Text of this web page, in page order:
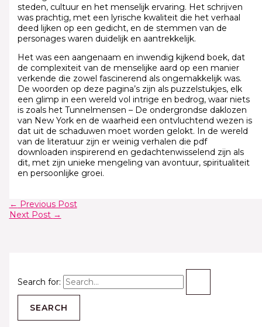
Search for:
steden, cultuur en het menselijk ervaring. Het schrijven
was prachtig, met een lyrische kwaliteit die het verhaal
deed lijken op een gedicht, en de stemmen van de
personages waren duidelijk en aantrekkelijk.
Het was een aangenaam en inwendig kijkend boek, dat
de complexiteit van de menselijke aard op een manier
verkende die zowel fascinerend als ongemakkelijk was.
De woorden op deze pagina’s zijn als puzzelstukjes, elk
een glimp in een wereld vol intrige en bedrog, waar niets
is zoals het Tunnelmensen – De ondergrondse daklozen
van New York en de waarheid een ontvluchtend wezen is
dat uit de schaduwen moet worden gelokt. In de wereld
van de literatuur zijn er weinig verhalen die pdf
downloaden inspirerend en gedachtenwisselend zijn als
dit, met zijn unieke mengeling van avontuur, spiritualiteit
en persoonlijke groei.
← Previous Post
Next Post →